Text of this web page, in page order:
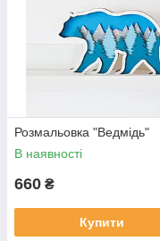
Розмальовка "Ведмідь"
В наявності
660 ₴
Купити